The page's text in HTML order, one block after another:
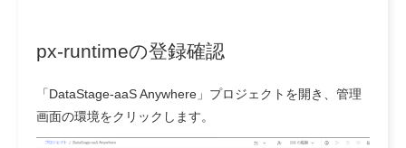
px-runtimeの登録確認
「DataStage-aaS Anywhere」プロジェクトを開き、管理
画面の環境をクリックします。